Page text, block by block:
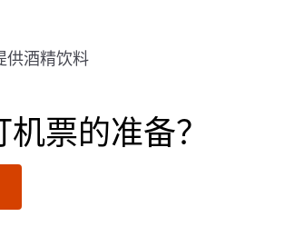
供酒精饮料
票的准备？